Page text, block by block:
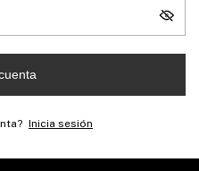
Inicia sesión